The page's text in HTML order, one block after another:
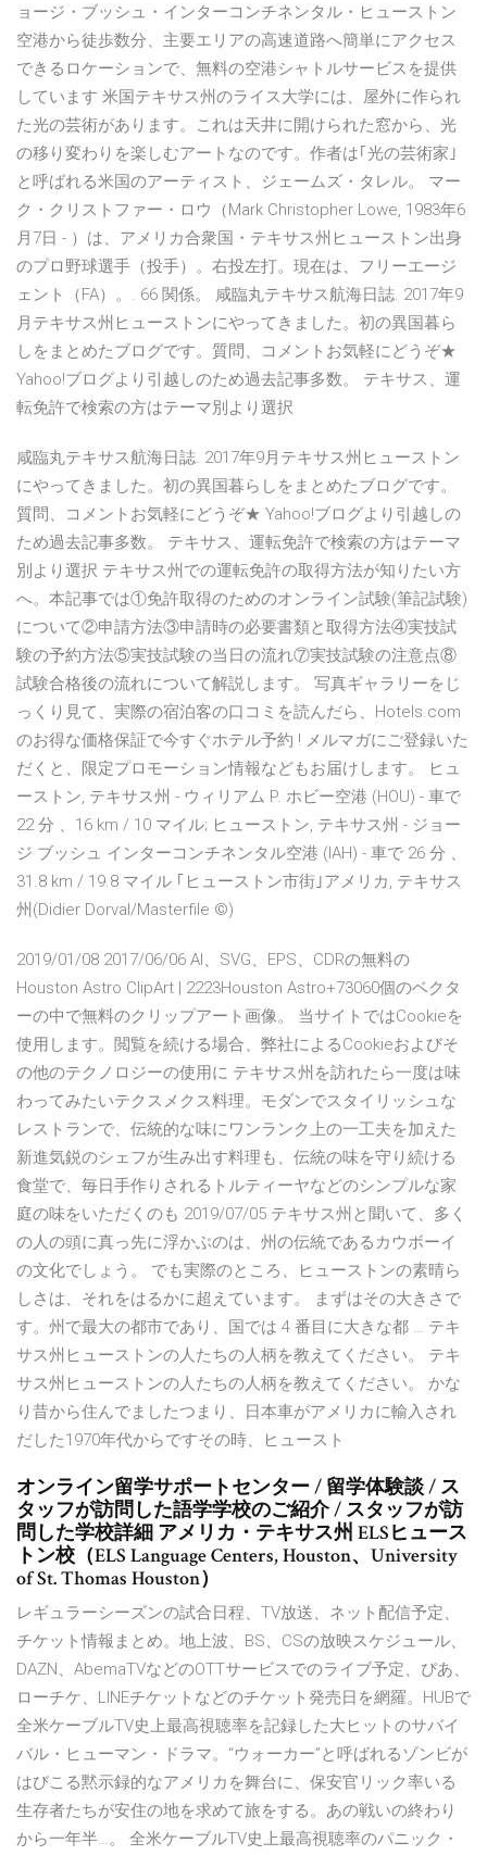
ョージ・ブッシュ・インターコンチネンタル・ヒューストン
空港から徒歩数分、主要エリアの高速道路へ簡単にアクセス
できるロケーションで、無料の空港シャトルサービスを提供
しています 米国テキサス州のライス大学には、屋外に作られ
た光の芸術があります。これは天井に開けられた窓から、光
の移り変わりを楽しむアートなのです。作者は｢光の芸術家｣
と呼ばれる米国のアーティスト、ジェームズ・タレル。 マー
ク・クリストファー・ロウ（Mark Christopher Lowe, 1983年6
月7日 - ）は、アメリカ合衆国・テキサス州ヒューストン出身
のプロ野球選手（投手）。右投左打。現在は、フリーエージ
ェント（FA）。. 66 関係。 咸臨丸テキサス航海日誌. 2017年9
月テキサス州ヒューストンにやってきました。初の異国暮ら
しをまとめたブログです。質問、コメントお気軽にどうぞ★
Yahoo!ブログより引越しのため過去記事多数。 テキサス、運
転免許で検索の方はテーマ別より選択
咸臨丸テキサス航海日誌. 2017年9月テキサス州ヒューストン
にやってきました。初の異国暮らしをまとめたブログです。
質問、コメントお気軽にどうぞ★ Yahoo!ブログより引越しの
ため過去記事多数。 テキサス、運転免許で検索の方はテーマ
別より選択 テキサス州での運転免許の取得方法が知りたい方
へ。本記事では①免許取得のためのオンライン試験(筆記試験)
について②申請方法③申請時の必要書類と取得方法④実技試
験の予約方法⑤実技試験の当日の流れ⑦実技試験の注意点⑧
試験合格後の流れについて解説します。 写真ギャラリーをじ
っくり見て、実際の宿泊客の口コミを読んだら、Hotels.com
のお得な価格保証で今すぐホテル予約 ! メルマガにご登録いた
だくと、限定プロモーション情報などもお届けします。 ヒュ
ーストン, テキサス州 - ウィリアム P. ホビー空港 (HOU) - 車で
22 分 、16 km / 10 マイル; ヒューストン, テキサス州 - ジョー
ジ ブッシュ インターコンチネンタル空港 (IAH) - 車で 26 分 、
31.8 km / 19.8 マイル ｢ヒューストン市街｣アメリカ, テキサス
州(Didier Dorval/Masterfile ©)
2019/01/08 2017/06/06 AI、SVG、EPS、CDRの無料の
Houston Astro ClipArt | 2223Houston Astro+73060個のベクタ
ーの中で無料のクリップアート画像。 当サイトではCookieを
使用します。閲覧を続ける場合、弊社によるCookieおよびそ
の他のテクノロジーの使用に テキサス州を訪れたら一度は味
わってみたいテクスメクス料理。モダンでスタイリッシュな
レストランで、伝統的な味にワンランク上の一工夫を加えた
新進気鋭のシェフが生み出す料理も、伝統の味を守り続ける
食堂で、毎日手作りされるトルティーヤなどのシンプルな家
庭の味をいただくのも 2019/07/05 テキサス州と聞いて、多く
の人の頭に真っ先に浮かぶのは、州の伝統であるカウボーイ
の文化でしょう。 でも実際のところ、ヒューストンの素晴ら
しさは、それをはるかに超えています。 まずはその大きさで
す。州で最大の都市であり、国では 4 番目に大きな都 … テキ
サス州ヒューストンの人たちの人柄を教えてください。 テキ
サス州ヒューストンの人たちの人柄を教えてください。 かな
り昔から住んでましたつまり、日本車がアメリカに輸入され
だした1970年代からですその時、ヒュースト
オンライン留学サポートセンター / 留学体験談 / ス
タッフが訪問した語学学校のご紹介 / スタッフが訪
問した学校詳細 アメリカ・テキサス州 ELSヒュース
トン校（ELS Language Centers, Houston、University
of St. Thomas Houston）
レギュラーシーズンの試合日程、TV放送、ネット配信予定、
チケット情報まとめ。地上波、BS、CSの放映スケジュール、
DAZN、AbemaTVなどのOTTサービスでのライブ予定、ぴあ、
ローチケ、LINEチケットなどのチケット発売日を網羅。HUBで
全米ケーブルTV史上最高視聴率を記録した大ヒットのサバイ
バル・ヒューマン・ドラマ。“ウォーカー”と呼ばれるゾンビが
はびこる黙示録的なアメリカを舞台に、保安官リック率いる
生存者たちが安住の地を求めて旅をする。あの戦いの終わり
から一年半…。 全米ケーブルTV史上最高視聴率のパニック・